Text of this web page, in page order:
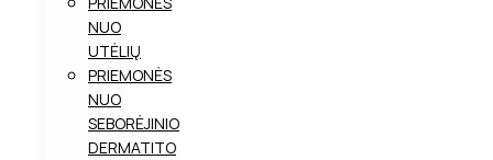
NUO
UTĖLIŲ
PRIEMONĖS
NUO
SEBORĖJINIO
DERMATITO